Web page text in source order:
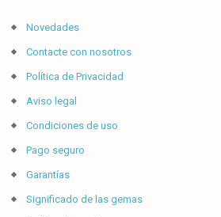
Novedades
Contacte con nosotros
Política de Privacidad
Aviso legal
Condiciones de uso
Pago seguro
Garantías
Significado de las gemas